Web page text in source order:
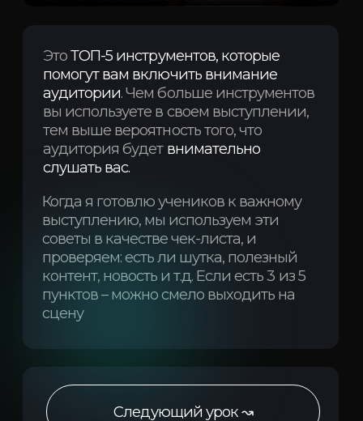
Когда я готовлю учеников к важному
выступлению, мы используем эти
советы в качестве чек-листа, и
проверяем: есть ли шутка, полезный
контент, новость и т.д. Если есть 3 из 5
пунктов – можно смело выходить на
сцену
Следующий урок ↝
↜ Вернуться назад